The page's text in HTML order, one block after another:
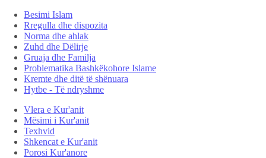
Besimi Islam
Rregulla dhe dispozita
Norma dhe ahlak
Zuhd dhe Dëlirje
Gruaja dhe Familja
Problematika Bashkëkohore Islame
Kremte dhe ditë të shënuara
Hytbe - Të ndryshme
Vlera e Kur'anit
Mësimi i Kur'anit
Texhvid
Shkencat e Kur'anit
Porosi Kur'anore